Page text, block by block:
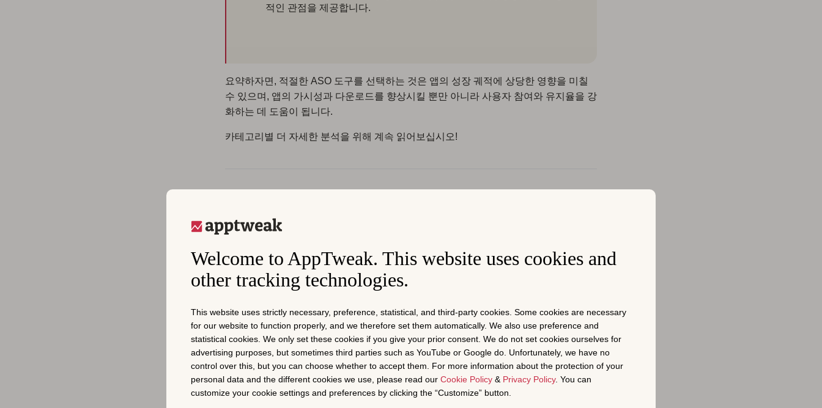
Welcome to AppTweak. This website uses cookies and
other tracking technologies.
This website uses strictly necessary, preference, statistical, and third-party cookies. Some cookies are necessary
for our website to function properly, and we therefore set them automatically. We also use preference and
statistical cookies. We only set these cookies if you give your prior consent. We do not set cookies ourselves for
advertising purposes, but sometimes third parties such as YouTube or Google do. Unfortunately, we have no
control over this, but you can choose whether to accept them. For more information about the protection of your
personal data and the different cookies we use, please read our Cookie Policy & Privacy Policy. You can
customize your cookie settings and preferences by clicking the “Customize” button.
적인 관점을 제공합니다.
요약하자면, 적절한 ASO 도구를 선택하는 것은 앱의 성장 궤적에 상당한 영향을 미칠
수 있으며, 앱의 가시성과 다운로드를 향상시킬 뿐만 아니라 사용자 참여와 유지율을 강
화하는 데 도움이 됩니다.
카테고리별 더 자세한 분석을 위해 계속 읽어보십시오!
ASO란 무엇인가: 빠른 개요
많은 유기적 다운로드를 유도함으로써 Apple 앱 스토어와 Google Play에서 앱의 가시
성과 전환율을 개선하는 활동입니다. 경쟁이 치열한 카테고리에서 ASO는 앱이 검색 결
과에 나타나는 빈도와 스토어 방문자를 사용자로 얼마나 효과적으로 전환하는지에 직
접적인 영향을 미치기 때문에 가장 비용 효율적인 성장 동력 중 하나입니다.
앱 스토어 최적화
는 지속 가능한 성장을 견인하기 위해 함께 작동하는 3가지 핵심 기둥
을 중심으로 구축됩니다.
앱 가시성 개선